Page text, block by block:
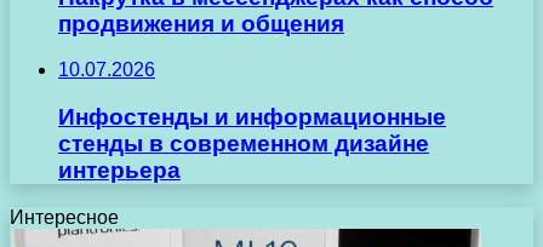
продвижения и общения
10.07.2026
Инфостенды и информационные
стенды в современном дизайне
интерьера
Интересное